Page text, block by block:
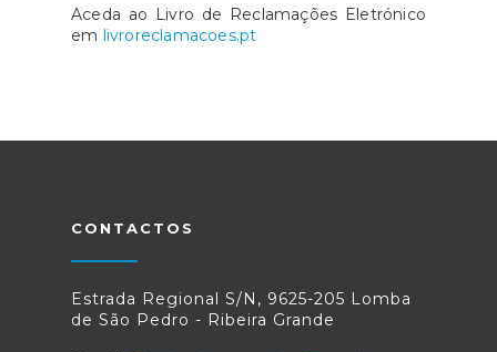
Aceda ao Livro de Reclamações Eletrónico
em livroreclamacoes.pt
CONTACTOS
Estrada Regional S/N, 9625-205 Lomba
de São Pedro - Ribeira Grande